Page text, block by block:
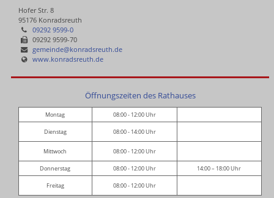
Hofer Str. 8
95176 Konradsreuth
09292 9599-0
09292 9599-70
gemeinde@konradsreuth.de
www.konradsreuth.de
Öffnungszeiten des Rathauses
Montag 08:00 - 12:00 Uhr
Dienstag 08:00 - 14:00 Uhr
Mittwoch 08:00 - 12:00 Uhr
Donnerstag 08:00 - 12:00 Uhr 14:00 – 18:00 Uhr
Freitag 08:00 - 12:00 Uhr